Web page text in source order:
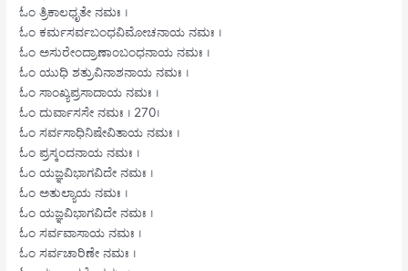
ಓಂ ತ್ರಿಕಾಲಧೃತೇ ನಮಃ ।
ಓಂ ಕರ್ಮಸರ್ವಬಂಧವಿಮೋಚನಾಯ ನಮಃ ।
ಓಂ ಅಸುರೇಂದ್ರಾಣಾಂಬಂಧನಾಯ ನಮಃ ।
ಓಂ ಯುಧಿ ಶತ್ರುವಿನಾಶನಾಯ ನಮಃ ।
ಓಂ ಸಾಂಖ್ಯಪ್ರಸಾದಾಯ ನಮಃ ।
ಓಂ ದುರ್ವಾಸಸೇ ನಮಃ । 270।
ಓಂ ಸರ್ವಸಾಧಿನಿಷೇವಿತಾಯ ನಮಃ ।
ಓಂ ಪ್ರಸ್ಕಂದನಾಯ ನಮಃ ।
ಓಂ ಯಜ್ಞವಿಭಾಗವಿದೇ ನಮಃ ।
ಓಂ ಅತುಲ್ಯಾಯ ನಮಃ ।
ಓಂ ಯಜ್ಞವಿಭಾಗವಿದೇ ನಮಃ ।
ಓಂ ಸರ್ವವಾಸಾಯ ನಮಃ ।
ಓಂ ಸರ್ವಚಾರಿಣೇ ನಮಃ ।